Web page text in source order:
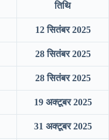
तिथि
12 सितंबर 2025
28 सितंबर 2025
28 सितंबर 2025
19 अक्टूबर 2025
31 अक्टूबर 2025